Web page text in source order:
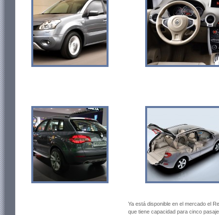
Ya está disponible en el mercado el
que tiene capacidad para cinco